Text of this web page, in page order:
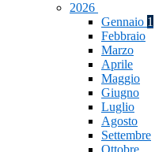
2026
Gennaio 1
Febbraio
Marzo
Aprile
Maggio
Giugno
Luglio
Agosto
Settembre